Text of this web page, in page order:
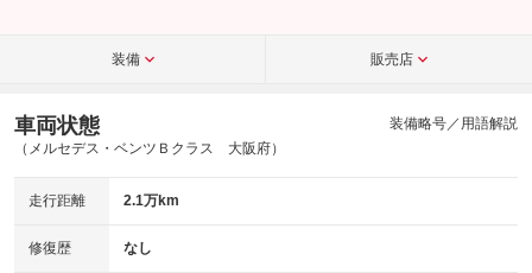
装備 販売店
車両状態
（メルセデス・ベンツＢクラス 大阪府）
装備略号／用語解説
走行距離 2.1万km
修復歴 なし